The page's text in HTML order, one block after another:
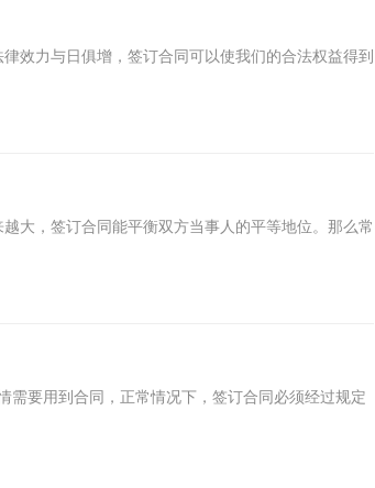
效力与日俱增，签订合同可以使我们的合法权益得到
大，签订合同能平衡双方当事人的平等地位。那么常
要用到合同，正常情况下，签订合同必须经过规定